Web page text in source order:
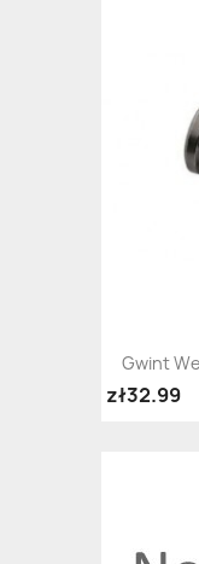
Gwint
zł32.99